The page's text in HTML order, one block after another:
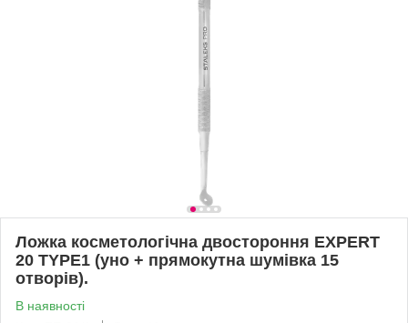
Ложка косметологічна двостороння EXPERT
20 TYPE1 (уно + прямокутна шумівка 15
отворів).
В наявності